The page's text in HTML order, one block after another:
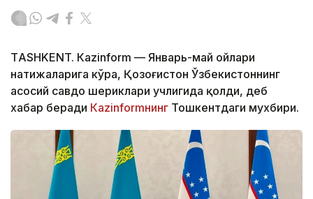
ТASHKENT. Кazinform — Январь-май ойлари
натижаларига кўра, Қозоғистон Ўзбекистоннинг
асосий савдо шериклари учлигида қолди, деб
хабар беради Кazinformнинг Тошкентдаги мухбири.